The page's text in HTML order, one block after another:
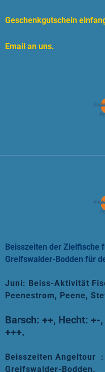
Geschenkgutschein
Email an uns.
Beisszeiten der Zielfische
Greifswalder-Bodden für
Juni: Beiss-Aktivität
Peenestrom, Peene,
Barsch: ++, Hecht: +-,
+++.
Beisszeiten Angeltour
Greifswalder-Bodden.